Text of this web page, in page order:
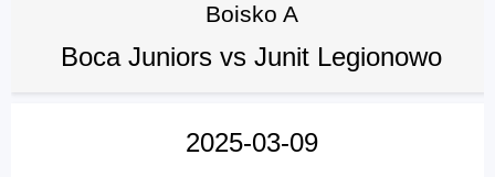
Boisko A
Boca Juniors vs Junit Legionowo
2025-03-09